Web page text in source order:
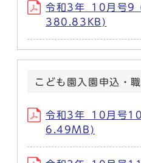
令和3年_10月号9
380.83KB)
こども園入園申込・
令和3年_10月号
6.49MB)